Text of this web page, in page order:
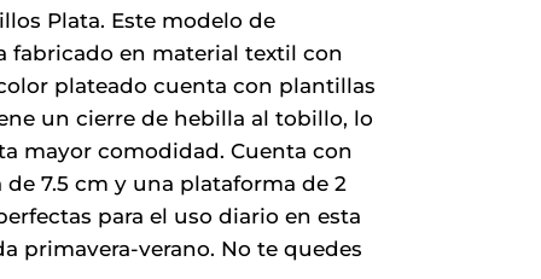
original
era:
28,00 €.
actual
es:
22,40 €.
Plata. Este modelo de
fabricado en material textil con
plateado cuenta con plantillas
un cierre de hebilla al tobillo, lo
mayor comodidad. Cuenta con
7.5 cm y una plataforma de 2
para el uso diario en esta
primavera-verano. No te quedes